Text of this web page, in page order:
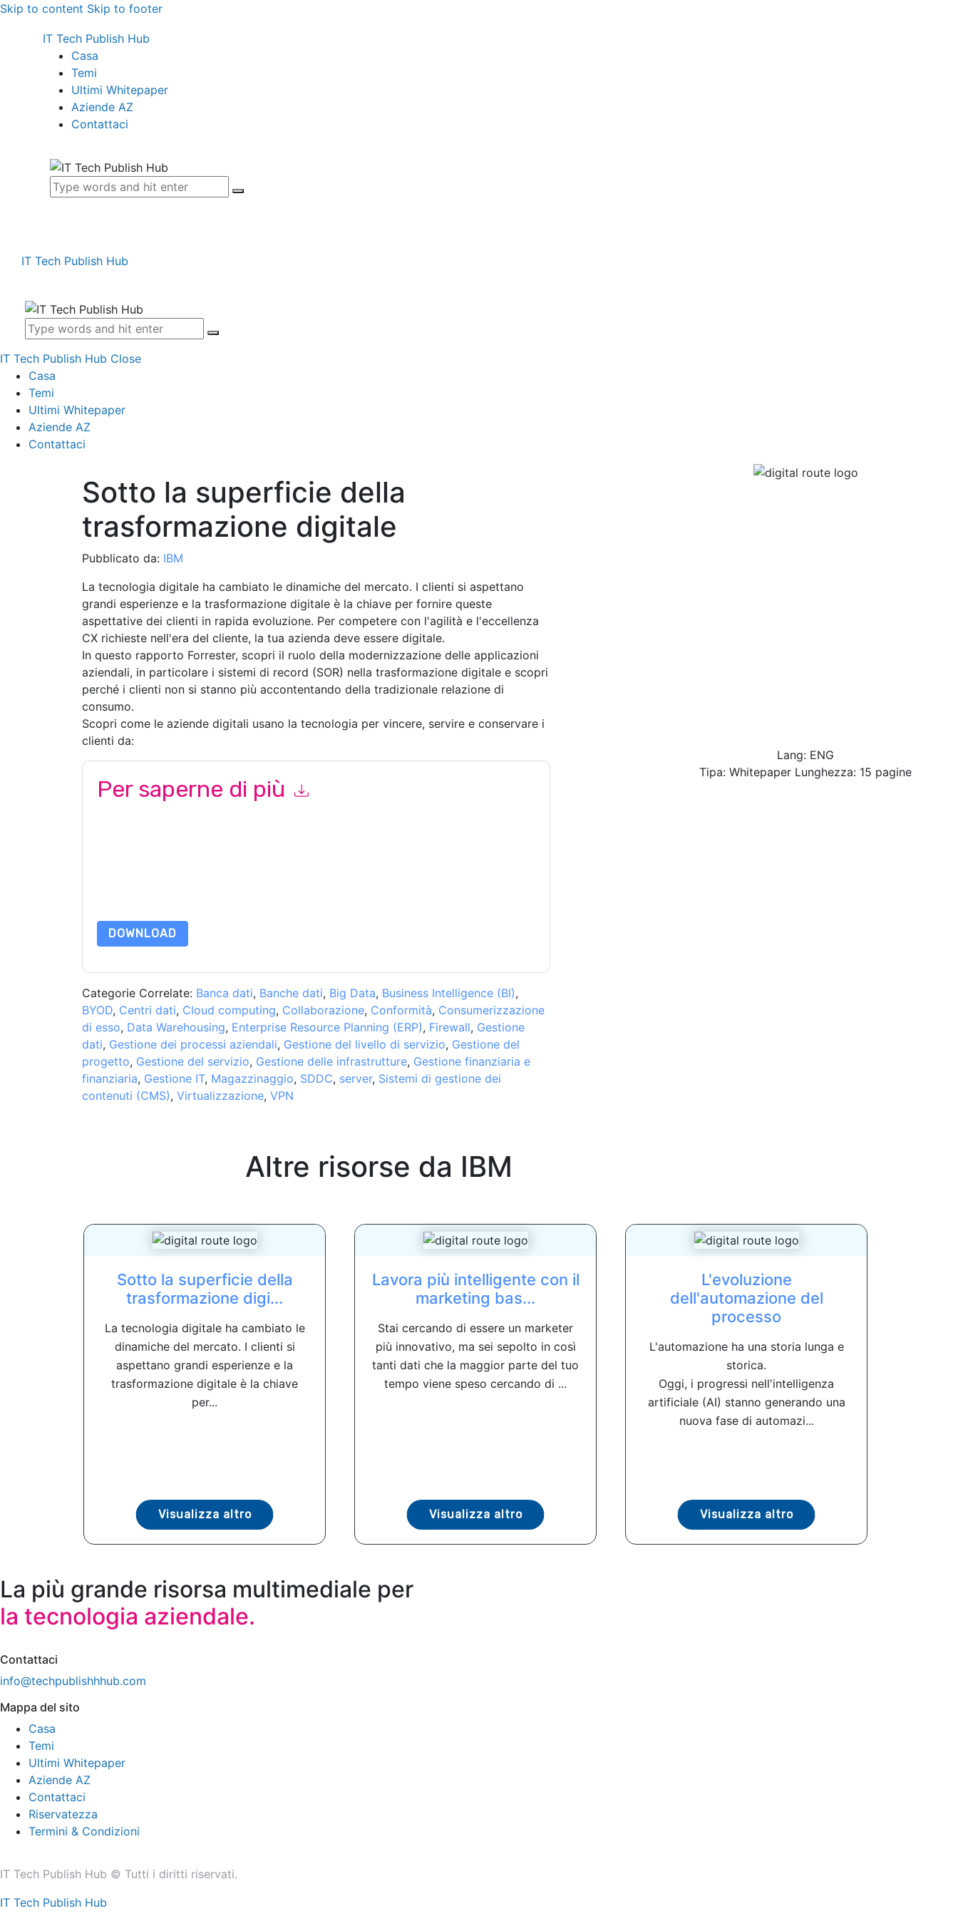
Skip to content Skip to footer
IT Tech Publish Hub
Casa
Temi
Ultimi Whitepaper
Aziende AZ
Contattaci
IT Tech Publish Hub
IT Tech Publish Hub Close
Casa
Temi
Ultimi Whitepaper
Aziende AZ
Contattaci
Sotto la superficie della
trasformazione digitale
Pubblicato da: IBM
La tecnologia digitale ha cambiato le dinamiche del mercato. I clienti si aspettano
grandi esperienze e la trasformazione digitale è la chiave per fornire queste
aspettative dei clienti in rapida evoluzione. Per competere con l'agilità e l'eccellenza
CX richieste nell'era del cliente, la tua azienda deve essere digitale.
In questo rapporto Forrester, scopri il ruolo della modernizzazione delle applicazioni
aziendali, in particolare i sistemi di record (SOR) nella trasformazione digitale e scopri
perché i clienti non si stanno più accontentando della tradizionale relazione di
consumo.
Scopri come le aziende digitali usano la tecnologia per vincere, servire e conservare i
clienti da:
Per saperne di più
DOWNLOAD
Categorie Correlate: Banca dati, Banche dati, Big Data, Business Intelligence (BI),
BYOD, Centri dati, Cloud computing, Collaborazione, Conformità, Consumerizzazione
di esso, Data Warehousing, Enterprise Resource Planning (ERP), Firewall, Gestione
dati, Gestione dei processi aziendali, Gestione del livello di servizio, Gestione del
progetto, Gestione del servizio, Gestione delle infrastrutture, Gestione finanziaria e
finanziaria, Gestione IT, Magazzinaggio, SDDC, server, Sistemi di gestione dei
contenuti (CMS), Virtualizzazione, VPN
Lang: ENG
Tipa: Whitepaper Lunghezza: 15 pagine
Altre risorse da IBM
Sotto la superficie della
trasformazione digi...
La tecnologia digitale ha cambiato le
dinamiche del mercato. I clienti si
aspettano grandi esperienze e la
trasformazione digitale è la chiave
per...
Visualizza altro
Lavora più intelligente con il
marketing bas...
Stai cercando di essere un marketer
più innovativo, ma sei sepolto in così
tanti dati che la maggior parte del tuo
tempo viene speso cercando di ...
Visualizza altro
L'evoluzione
dell'automazione del
processo
L'automazione ha una storia lunga e
storica.
Oggi, i progressi nell'intelligenza
artificiale (AI) stanno generando una
nuova fase di automazi...
Visualizza altro
La più grande risorsa multimediale per
la tecnologia aziendale.
Contattaci
info@techpublishhhub.com
Mappa del sito
Casa
Temi
Ultimi Whitepaper
Aziende AZ
Contattaci
Riservatezza
Termini & Condizioni
IT Tech Publish Hub © Tutti i diritti riservati.
IT Tech Publish Hub